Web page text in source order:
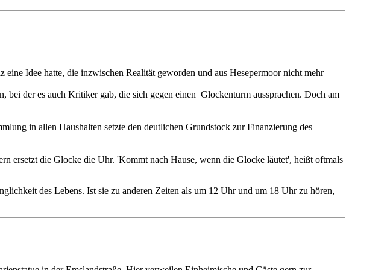
eine Idee hatte, die inzwischen Realität geworden und aus Hesepermoor nicht mehr
bei der es auch Kritiker gab, die sich gegen einen Glockenturm aussprachen. Doch am
in allen Haushalten setzte den deutlichen Grundstock zur Finanzierung des
ersetzt die Glocke die Uhr. 'Kommt nach Hause, wenn die Glocke läutet', heißt oftmals
des Lebens. Ist sie zu anderen Zeiten als um 12 Uhr und um 18 Uhr zu hören,